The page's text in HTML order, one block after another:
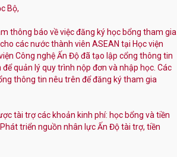
Bộ,
thông báo về việc đăng ký học bổng tham gia
các nước thành viên ASEAN tại Học viện
Công nghệ Ấn Độ đã tạo lập cổng thông tin
quản lý quy trình nộp đơn và nhập học. Các
thông tin nêu trên để đăng ký tham gia
tài trợ các khoản kinh phí: học bổng và tiền
triển nguồn nhân lực Ấn Độ tài trợ, tiền